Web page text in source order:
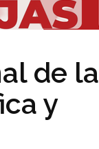
de la
y